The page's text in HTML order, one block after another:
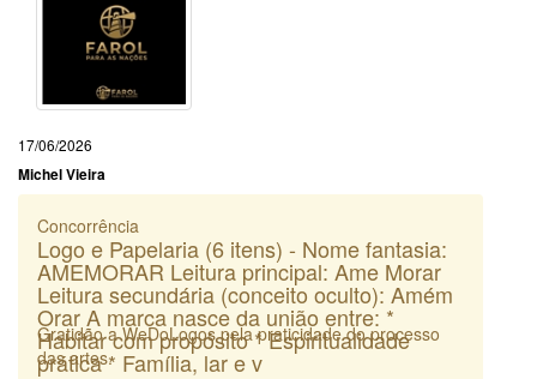
17/06/2026
Michel Vieira
Concorrência
Logo e Papelaria (6 itens) - Nome fantasia:
AMEMORAR Leitura principal: Ame Morar
Leitura secundária (conceito oculto): Amém
Orar A marca nasce da união entre: *
Habitar com propósito * Espiritualidade
prática * Família, lar e v
Gratidão a WeDoLogos pela praticidade do processo
das artes.